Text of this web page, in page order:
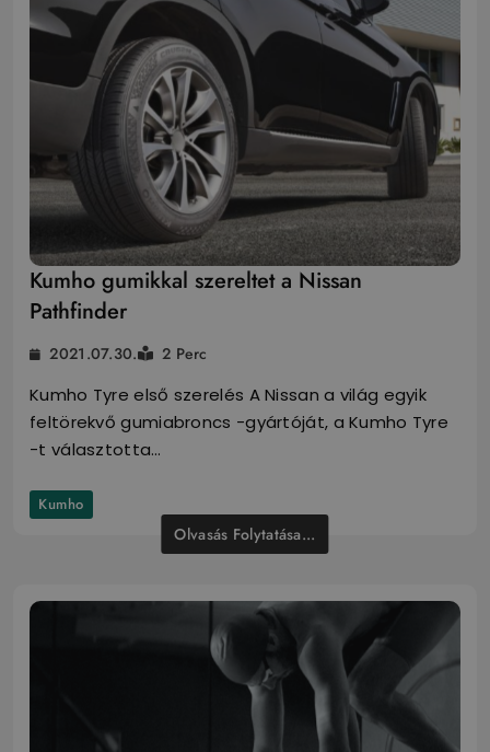
Kumho gumikkal szereltet a Nissan
Pathfinder
2021.07.30. 2 Perc
Kumho Tyre első szerelés A Nissan a világ egyik
feltörekvő gumiabroncs -gyártóját, a Kumho Tyre
-t választotta…
Kumho
Olvasás Folytatása...